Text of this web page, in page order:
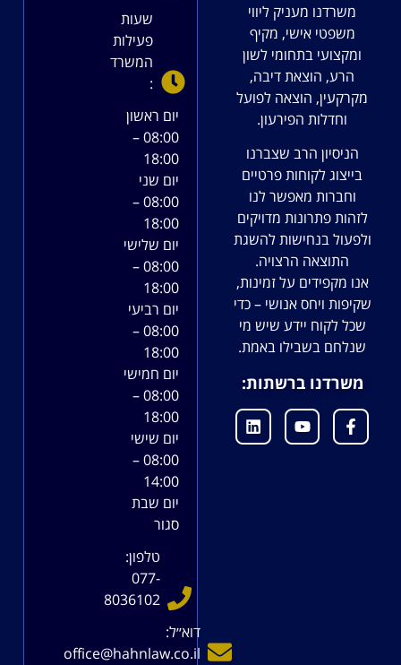
משרדנו מעניק ליווי
משפטי אישי, מקיף
ומקצועי בתחומי לשון
הרע, הוצאת דיבה,
מקרקעין, הוצאה לפועל
וחדלות הפירעון.
הניסיון הרב שצברנו
בייצוג לקוחות פרטיים
וחברות מאפשר לנו
לזהות פתרונות מדויקים
ולפעול בנחישות להשגת
התוצאה הרצויה.
אנו מקפידים על זמינות,
שקיפות ויחס אנושי – כדי
שכל לקוח יידע שיש מי
שנלחם בשבילו באמת.
משרדנו ברשתות:
שעות
פעילות
המשרד
:
יום ראשון
08:00 –
18:00
יום שני
08:00 –
18:00
יום שלישי
08:00 –
18:00
יום רביעי
08:00 –
18:00
יום חמישי
08:00 –
18:00
יום שישי
08:00 –
14:00
יום שבת
סגור
טלפון:
077-
8036102
דוא׳׳ל:
office@hahnlaw.co.il